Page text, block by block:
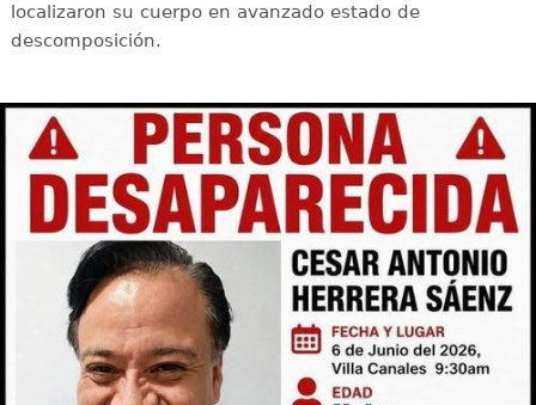
localizaron su cuerpo en avanzado estado de
descomposición.